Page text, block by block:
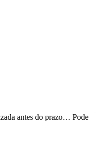
antes do prazo… Pode